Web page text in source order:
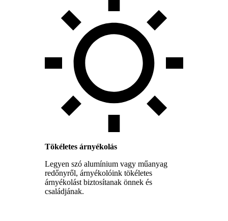
Tökéletes árnyékolás
Legyen szó alumínium vagy műanyag
redőnyről, árnyékolóink tökéletes
árnyékolást biztosítanak önnek és
családjának.